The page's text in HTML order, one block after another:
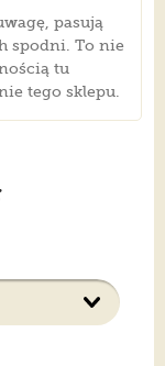
pasują
spodni. To nie
tu
tego sklepu.